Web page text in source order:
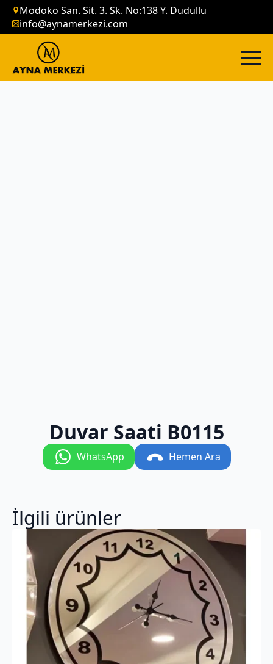
Modoko San. Sit. 3. Sk. No:138 Y. Dudullu
info@aynamerkezi.com
Duvar Saati B0115
WhatsApp Hemen Ara
İlgili ürünler